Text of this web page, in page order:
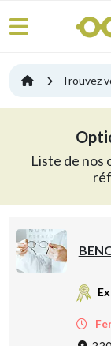
Trouvez
Liste de nos